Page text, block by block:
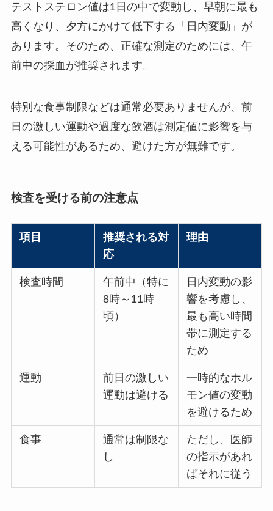
テストステロン値は1日の中で変動し、早朝に最も
高くなり、夕方にかけて低下する「日内変動」が
あります。そのため、正確な測定のためには、午
前中の採血が推奨されます。
特別な食事制限などは通常必要ありませんが、前
日の激しい運動や過度な飲酒は測定値に影響を与
える可能性があるため、避けた方が無難です。
検査を受ける前の注意点
項目
推奨される対
応
理由
検査時間
午前中（特に
8時～11時
頃）
日内変動の影
響を考慮し、
最も高い時間
帯に測定する
ため
運動
前日の激しい
運動は避ける
一時的なホル
モン値の変動
を避けるため
食事
通常は制限な
し
ただし、医師
の指示があれ
ばそれに従う